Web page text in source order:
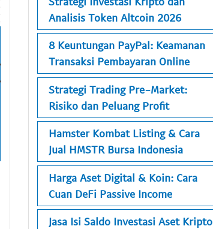
Analisis Token Altcoin 2026
8 Keuntungan PayPal: Keamanan
Transaksi Pembayaran Online
Strategi Trading Pre-Market:
Risiko dan Peluang Profit
Hamster Kombat Listing & Cara
Jual HMSTR Bursa Indonesia
Harga Aset Digital & Koin: Cara
Cuan DeFi Passive Income
Jasa Isi Saldo Investasi Aset Kripto